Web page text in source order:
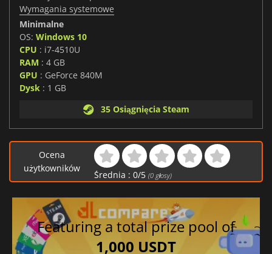
Wymagania systemowe
Minimalne
OS: Windows 10
CPU : i7-4510U
RAM : 4 GB
GPU : GeForce 840M
Dysk : 1 GB
35 Osiągnięcia Steam
Ocena
użytkowników
Średnia : 0/5 (0głosy)
Featuring a total prize pool of
1,000 USDT